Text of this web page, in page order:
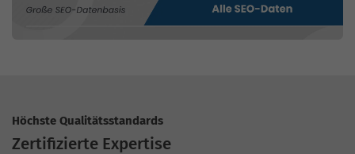
Höchste Qualitätsstandards
Zertifizierte Expertise